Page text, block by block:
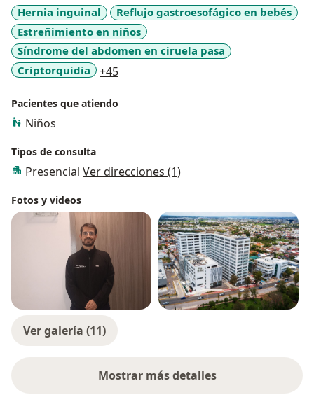
Hernia inguinal
Reflujo gastroesofágico en bebés
Estreñimiento en niños
Síndrome del abdomen en ciruela pasa
Criptorquidia
+45a11y_sr_more_diseases
Pacientes que atiendo
Niños
Tipos de consulta
Presencial Ver direcciones (1)
Fotos y videos
Ver galería (11)
Mostrar más detalles
sobre la experiencia